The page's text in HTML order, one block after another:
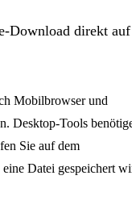
Download direkt auf
Mobilbrowser und
Desktop-Tools
Sie auf dem
Datei gespeichert